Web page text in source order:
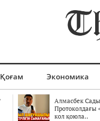
Қоғам Экономика
Алмасбек
Протоколдағы
кол қоюла..